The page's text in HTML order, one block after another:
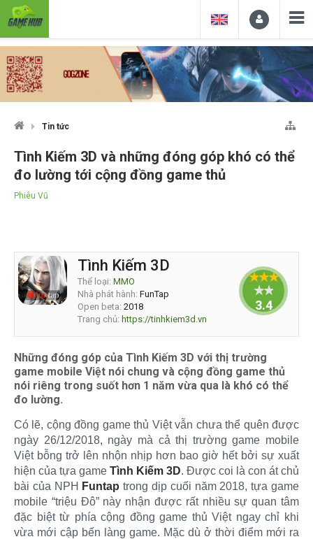
Tin tức
Tình Kiếm 3D và những đóng góp khó có thể
đo lường tới cộng đồng game thủ
Phiêu Vũ
Tình Kiếm 3D
Thể loại: MMO
Nhà phát hành: FunTap
Open beta: 2018
Trang chủ: https://tinhkiem3d.vn
3.4
Những đóng góp của Tình Kiếm 3D với thị trường
game mobile Việt nói chung và cộng đồng game thủ
nói riêng trong suốt hơn 1 năm vừa qua là khó có thể
đo lường.
Có lẽ, cộng đồng game thủ Việt vẫn chưa thể quên được
ngày 26/12/2018, ngày mà cả thị trường game mobile
Việt bỗng trở lên nhộn nhịp hơn bao giờ hết bởi sự xuất
hiện của tựa game Tình Kiếm 3D. Được coi là con át chủ
bài của NPH Funtap trong dịp cuối năm 2018, tựa game
mobile “triệu Đô” này nhận được rất nhiều sự quan tâm
đặc biệt từ phía cộng đồng game thủ Việt ngay chỉ khi
vừa mới cập bến làng game. Mặc dù ở thời điểm mới ra